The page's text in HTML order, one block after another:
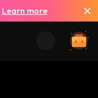
Learn more